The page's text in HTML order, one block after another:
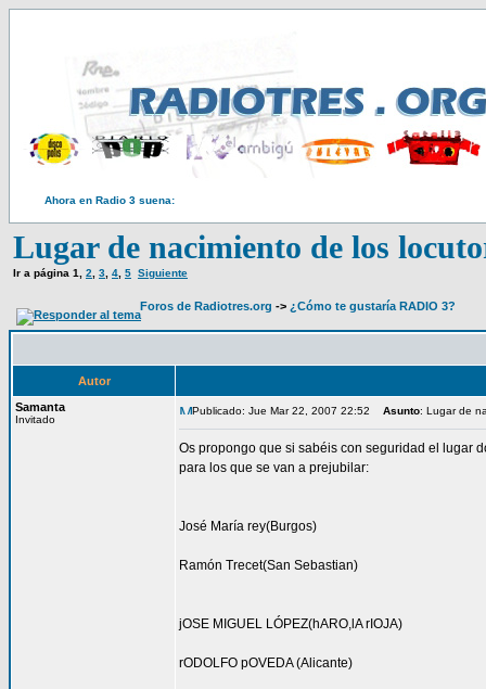
Ahora en Radio 3 suena:
Lugar de nacimiento de los
Ir a página 1 2 3 4 5 Siguiente
Foros de Radiotres.org -> ¿Cómo te gustaría RADIO 3?
Autor
Samanta
Invitado
Publicado: Jue Mar 22, 2007 22:52 Asunto: Lugar de
Os propongo que si sabéis con seguridad el lugar
para los que se van a prejubilar:
José María rey(Burgos)
Ramón Trecet(San Sebastian)
jOSE MIGUEL LÓPEZ(hARO,lA rIOJA)
rODOLFO pOVEDA (Alicante)